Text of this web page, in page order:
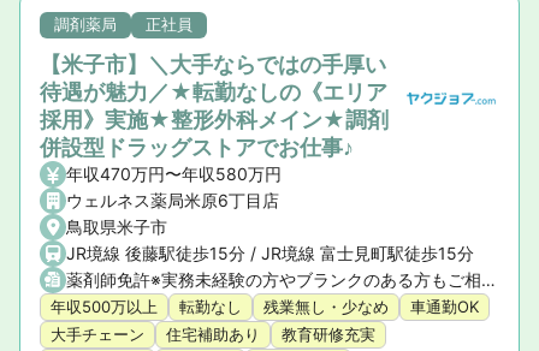
調剤薬局 正社員
【米子市】＼大手ならではの手厚い
待遇が魅力／★転勤なしの《エリア
採用》実施★整形外科メイン★調剤
併設型ドラッグストアでお仕事♪
年収470万円〜年収580万円
ウェルネス薬局米原6丁目店
鳥取県米子市
JR境線 後藤駅徒歩15分 / JR境線 富士見町駅徒歩15分
薬剤師免許※実務未経験の方やブランクのある方もご相談ください。
年収500万以上 転勤なし 残業無し・少なめ
車通勤OK
大手チェーン
住宅補助あり
教育研修充実